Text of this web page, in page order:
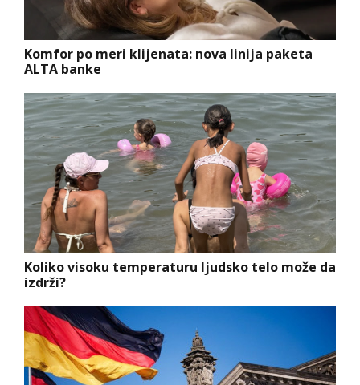
Komfor po meri klijenata: nova linija paketa
ALTA banke
Koliko visoku temperaturu ljudsko telo može da
izdrži?